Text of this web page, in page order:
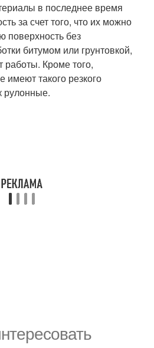
в последнее время
за счет того, что их можно
поверхность без
битумом или грунтовкой,
работы. Кроме того,
имеют такого резкого
рулонные.